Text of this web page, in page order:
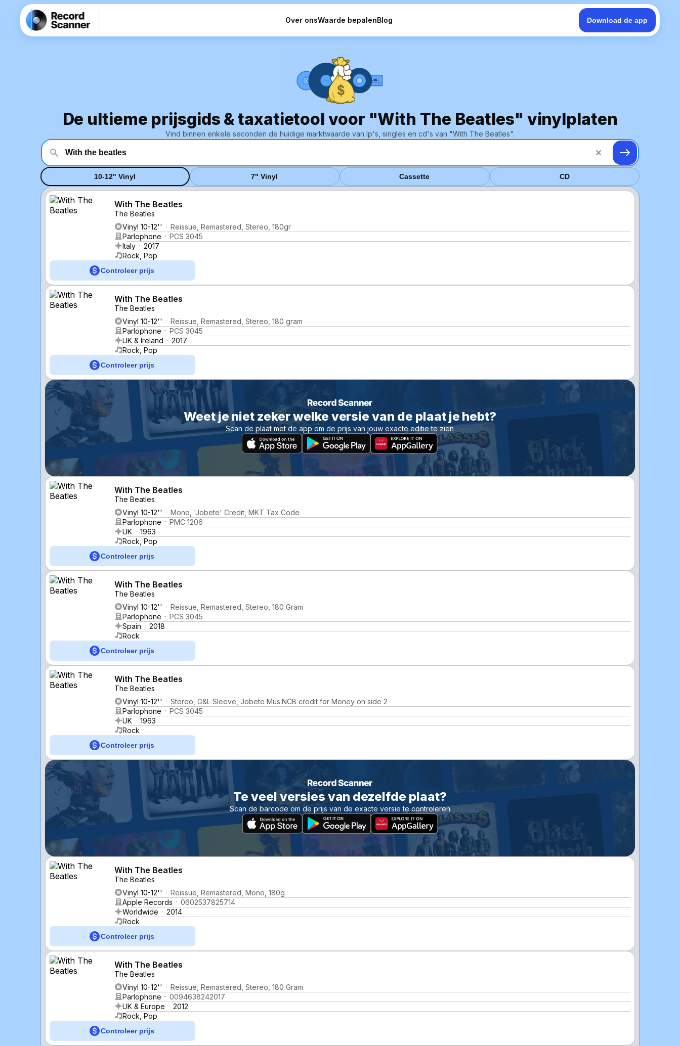
Over onsWaarde bepalenBlog Download de app
De ultieme prijsgids & taxatietool voor "With The Beatles" vinylplaten
Vind binnen enkele seconden de huidige marktwaarde van lp's, singles en cd's van "With The Beatles".
10-12" Vinyl 7" Vinyl Cassette CD
With The Beatles
The Beatles
Vinyl 10-12''
Reissue, Remastered, Stereo, 180gr
Parlophone
PCS 3045
Italy
2017
Rock, Pop
Controleer prijs
With The Beatles
The Beatles
Vinyl 10-12''
Reissue, Remastered, Stereo, 180 gram
Parlophone
PCS 3045
UK & Ireland
2017
Rock, Pop
Controleer prijs
Weet je niet zeker welke versie van de plaat je hebt?
Scan de plaat met de app om de prijs van jouw exacte editie te zien
With The Beatles
The Beatles
Vinyl 10-12''
Mono, 'Jobete' Credit, MKT Tax Code
Parlophone
PMC 1206
UK
1963
Rock, Pop
Controleer prijs
With The Beatles
The Beatles
Vinyl 10-12''
Reissue, Remastered, Stereo, 180 Gram
Parlophone
PCS 3045
Spain
2018
Rock
Controleer prijs
With The Beatles
The Beatles
Vinyl 10-12''
Stereo, G&L Sleeve, Jobete Mus.NCB credit for Money on side 2
Parlophone
PCS 3045
UK
1963
Rock
Controleer prijs
Te veel versies van dezelfde plaat?
Scan de barcode om de prijs van de exacte versie te controleren
With The Beatles
The Beatles
Vinyl 10-12''
Reissue, Remastered, Mono, 180g
Apple Records
0602537825714
Worldwide
2014
Rock
Controleer prijs
With The Beatles
The Beatles
Vinyl 10-12''
Reissue, Remastered, Stereo, 180 Gram
Parlophone
0094638242017
UK & Europe
2012
Rock, Pop
Controleer prijs